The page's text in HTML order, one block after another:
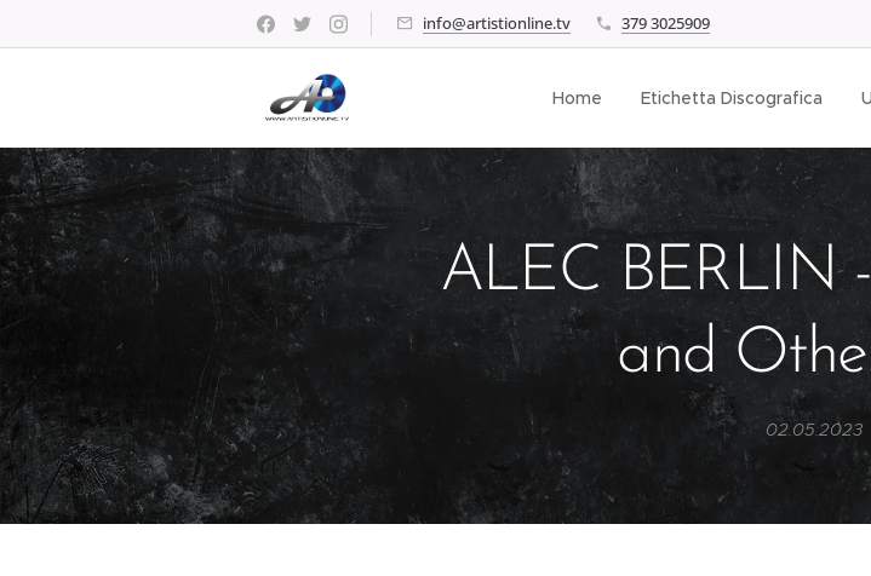
info@artistionline.tv 379 3025909
Home Etichetta Discografica
ALEC BERLIN
and
02.05.2023